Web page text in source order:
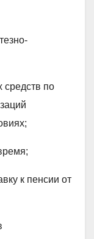
средств по
к пенсии от